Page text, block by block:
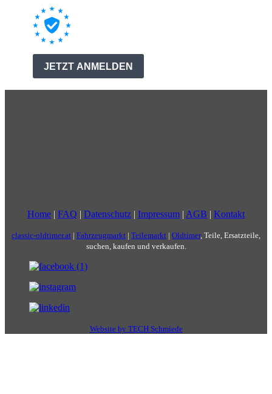
Home FAQ Datenschutz Impressum AGB Kontakt
classic-oldtimer.at | Fahrzeugmarkt | Teilemarkt | Oldtimer, Teile, Ersatzteile,
suchen, kaufen und verkaufen.
Website by TECH Schmiede